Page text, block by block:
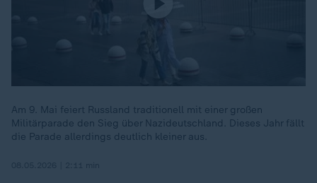
Am 9. Mai feiert Russland traditionell mit einer großen
Militärparade den Sieg über Nazideutschland. Dieses Jahr fällt
die Parade allerdings deutlich kleiner aus.